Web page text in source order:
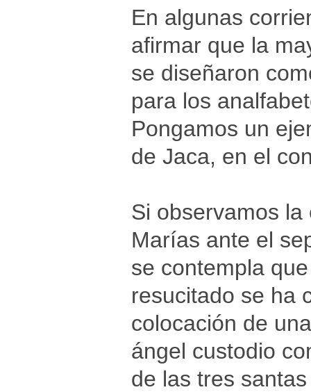
En algunas
afirmar que la
se diseñaron
para los
Pongamos un
de Jaca, en el
Si observamos
Marías ante el
se contempla
resucitado se ha
colocación de
ángel custodio
de las tres